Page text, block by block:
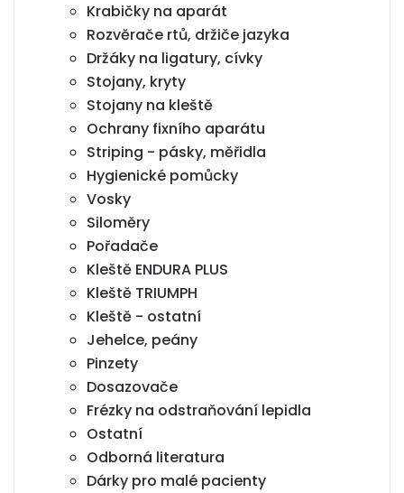
Krabičky na aparát
Rozvěrače rtů, držiče jazyka
Držáky na ligatury, cívky
Stojany, kryty
Stojany na kleště
Ochrany fixního aparátu
Striping - pásky, měřidla
Hygienické pomůcky
Vosky
Siloměry
Pořadače
Kleště ENDURA PLUS
Kleště TRIUMPH
Kleště - ostatní
Jehelce, peány
Pinzety
Dosazovače
Frézky na odstraňování lepidla
Ostatní
Odborná literatura
Dárky pro malé pacienty